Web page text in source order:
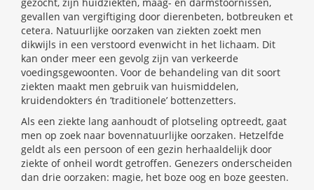
gevallen van vergiftiging door dierenbeten, botbreuken et
cetera. Natuurlijke oorzaken van ziekten zoekt men
dikwijls in een verstoord evenwicht in het lichaam. Dit
kan onder meer een gevolg zijn van verkeerde
voedingsgewoonten. Voor de behandeling van dit soort
ziekten maakt men gebruik van huismiddelen,
kruidendokters én ’traditionele’ bottenzetters.
Als een ziekte lang aanhoudt of plotseling optreedt, gaat
men op zoek naar bovennatuurlijke oorzaken. Hetzelfde
geldt als een persoon of een gezin herhaaldelijk door
ziekte of onheil wordt getroffen. Genezers onderscheiden
dan drie oorzaken: magie, het boze oog en boze geesten.